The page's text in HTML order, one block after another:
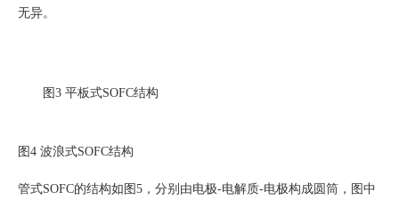
无异。
图 3 平板式SOFC结构
图4 波浪式SOFC结构
管式SOFC的结构如图5，分别由电极-电解质-电极构成圆筒，图中